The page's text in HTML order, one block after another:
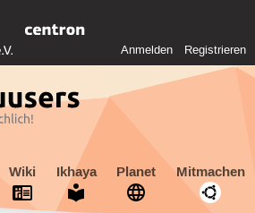
Anmelden Registrieren
Wiki Ikhaya Planet Mitmachen